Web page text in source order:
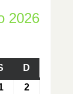
2026
D
2